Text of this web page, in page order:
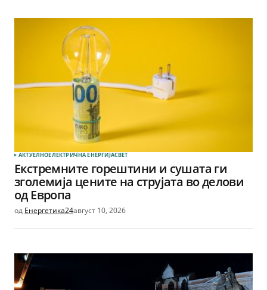
АКТУЕЛНОЕЛЕКТРИЧНА ЕНЕРГИЈАСВЕТ
Екстремните горештини и сушата ги
зголемија цените на струјата во делови
од Европа
од Енергетика24август 10, 2026